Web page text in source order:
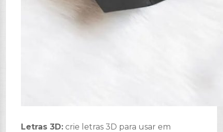
Letras 3D: crie letras 3D para usar em